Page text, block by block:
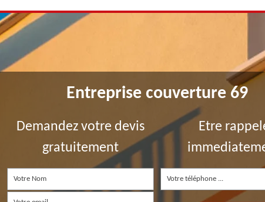
Entreprise couverture 69
Demandez votre devis
gratuitement
Etre